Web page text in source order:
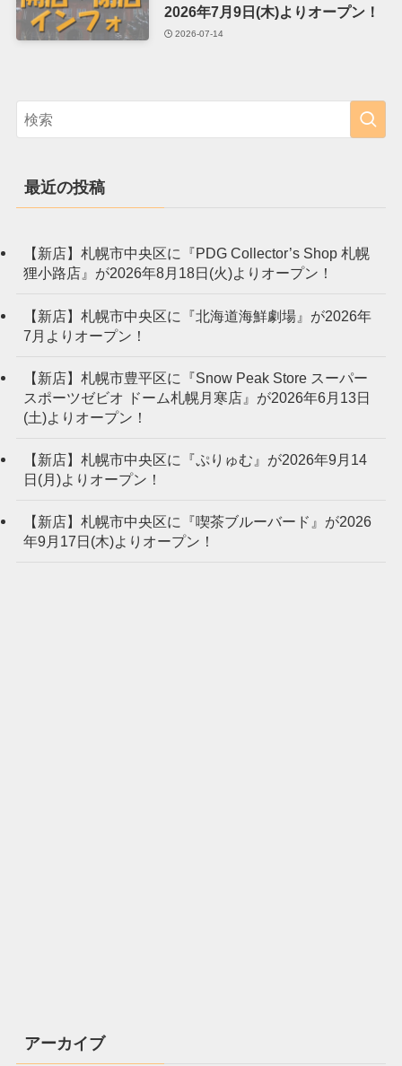
2026年7月9日(木)よりオープン！
2026-07-14
最近の投稿
【新店】札幌市中央区に『PDG Collector’s Shop 札幌
狸小路店』が2026年8月18日(火)よりオープン！
【新店】札幌市中央区に『北海道海鮮劇場』が2026年
7月よりオープン！
【新店】札幌市豊平区に『Snow Peak Store スーパー
スポーツゼビオ ドーム札幌月寒店』が2026年6月13日
(土)よりオープン！
【新店】札幌市中央区に『ぷりゅむ』が2026年9月14
日(月)よりオープン！
【新店】札幌市中央区に『喫茶ブルーバード』が2026
年9月17日(木)よりオープン！
アーカイブ